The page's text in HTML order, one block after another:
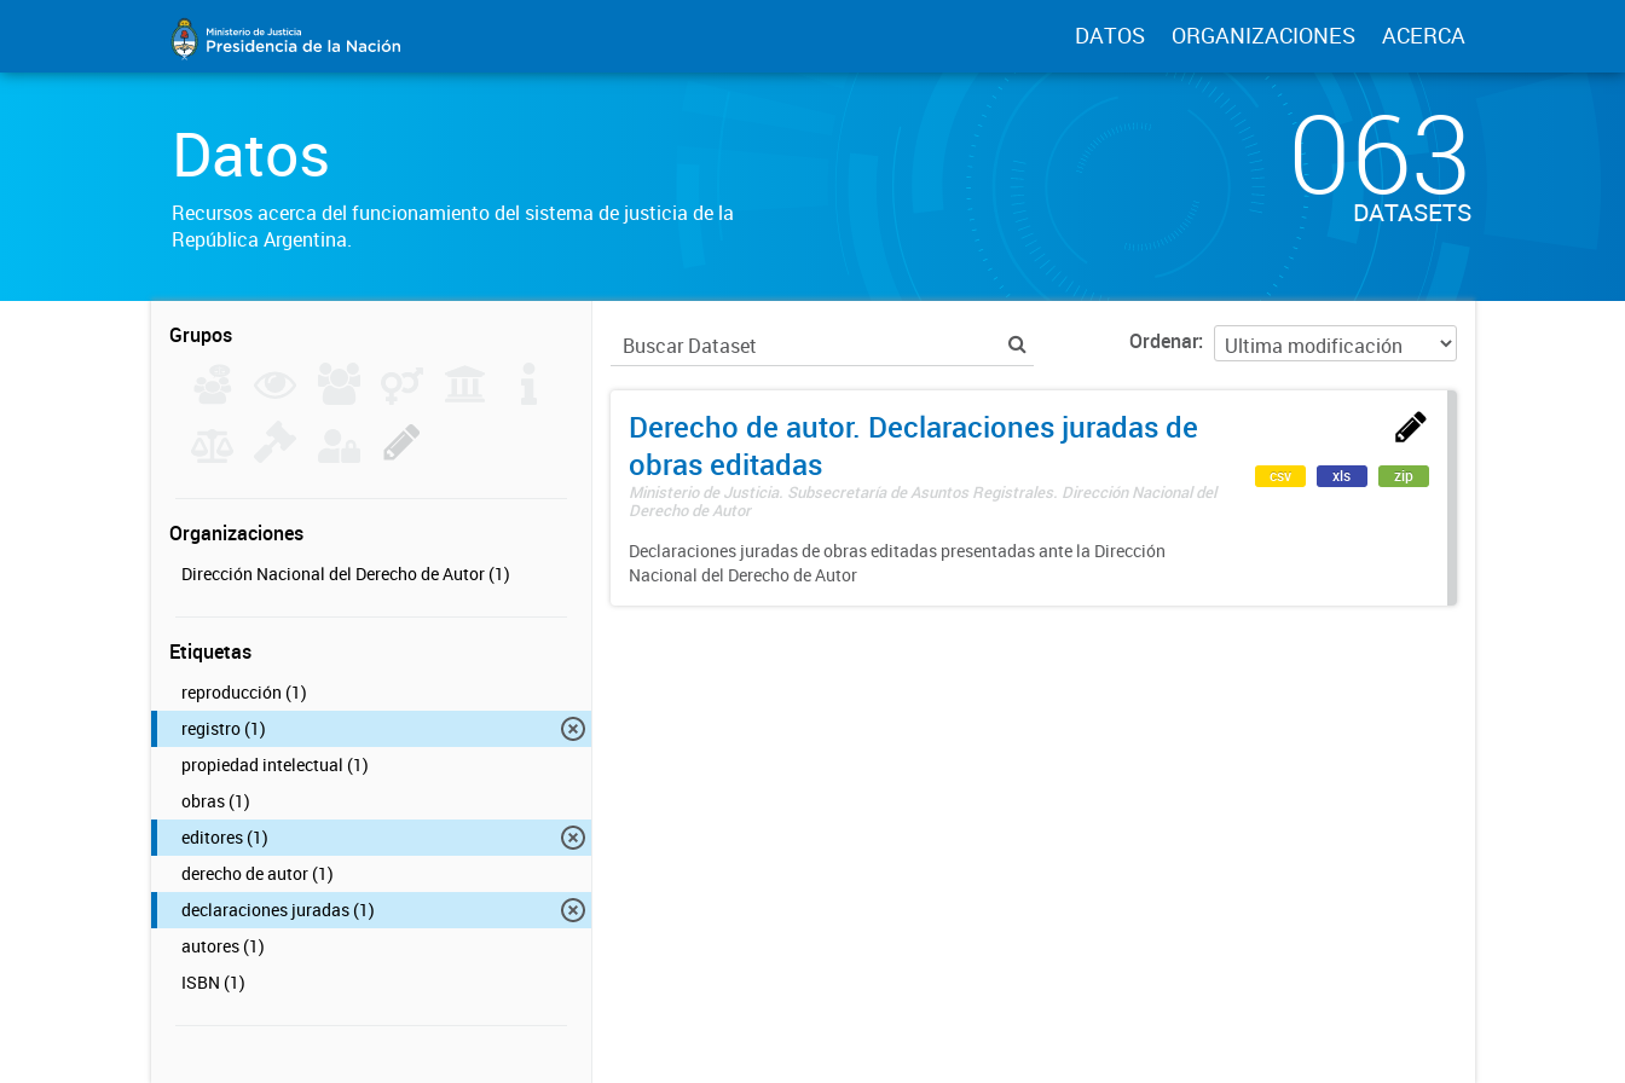
DATOS ORGANIZACIONES ACERCA
Datos
Recursos acerca del funcionamiento del sistema de justicia de la
República Argentina.
063
DATASETS
Grupos
Organizaciones
Dirección Nacional del Derecho de Autor (1)
Etiquetas
reproducción (1)
registro (1)
propiedad intelectual (1)
obras (1)
editores (1)
derecho de autor (1)
declaraciones juradas (1)
autores (1)
ISBN (1)
Ordenar
Derecho de autor. Declaraciones juradas de
obras editadas
Ministerio de Justicia. Subsecretaría de Asuntos Registrales. Dirección Nacional del
Derecho de Autor
Declaraciones juradas de obras editadas presentadas ante la Dirección
Nacional del Derecho de Autor
csv xls zip